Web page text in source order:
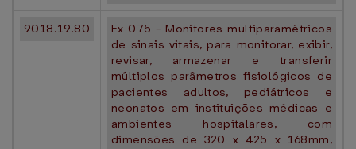
9018.19.80
Ex 075 - Monitores multiparamétricos
de sinais vitais, para monitorar, exibir,
revisar, armazenar e transferir
múltiplos parâmetros fisiológicos de
pacientes adultos, pediátricos e
neonatos em instituições médicas e
ambientes hospitalares, com
dimensões de 320 x 425 x 168mm,